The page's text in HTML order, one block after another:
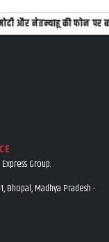
और नेतन्याहू की फोन पर
Group.
Bhopal, Madhya Pradesh -